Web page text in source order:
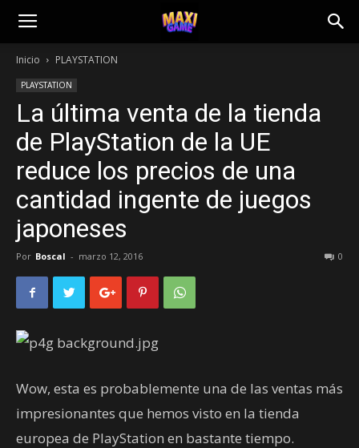
Inicio PLAYSTATION
PLAYSTATION
La última venta de la tienda
de PlayStation de la UE
reduce los precios de una
cantidad ingente de juegos
japoneses
Por Boscal - marzo 12, 2016 0
Wow, esta es probablemente una de las ventas más
impresionantes que hemos visto en la tienda
europea de PlayStation en bastante tiempo.